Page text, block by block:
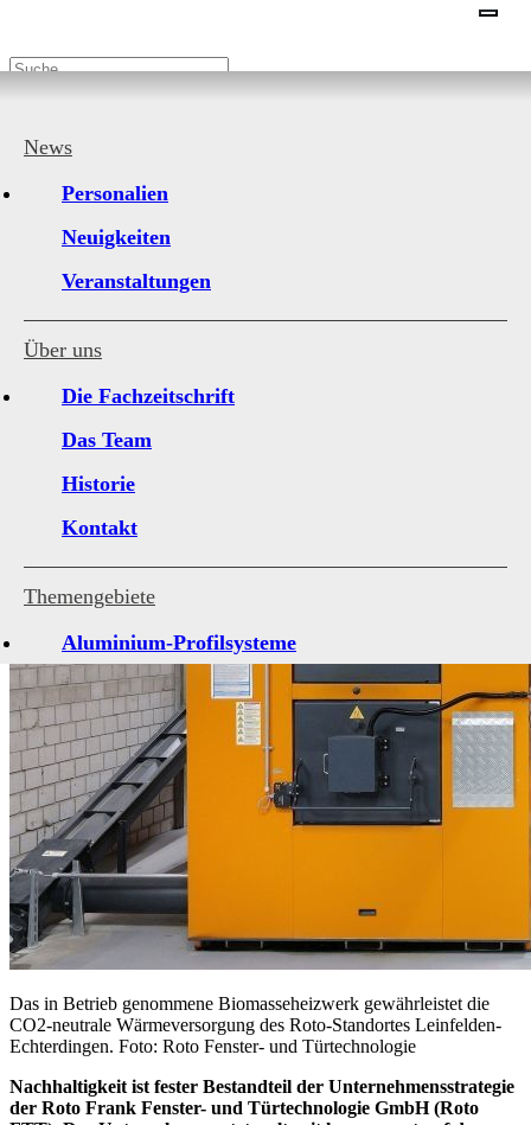
News
Personalien
Neuigkeiten
Veranstaltungen
Über uns
Die Fachzeitschrift
Das Team
Historie
Kontakt
Themengebiete
Aluminium-Profilsysteme
Antriebe und Steuerungen
Architekturverglasungen
Beschläge für Fenster und Türen
Holzfenster-Hersteller
Institute, Verbände, Gütegemeinschaten
Kleben, Dichten, Montieren
Kunststofffenster-Hersteller
Kunststoff-Profilsysteme
Marktübersichten
Maschinen zur Alu- und PVC-Profilbearbeitung
Betrieb
Das in Betrieb genommene Biomasseheizwerk gewährleistet die
CO2-neutrale Wärmeversorgung des Roto-Standortes Leinfelden-
Echterdingen. Foto: Roto Fenster- und Türtechnologie
Nachhaltigkeit ist fester Bestandteil der Unternehmensstrategie
der Roto Frank Fenster- und Türtechnologie GmbH (Roto